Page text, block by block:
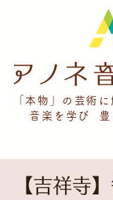
「本物」の芸術
音楽を学び 豊
【吉祥寺